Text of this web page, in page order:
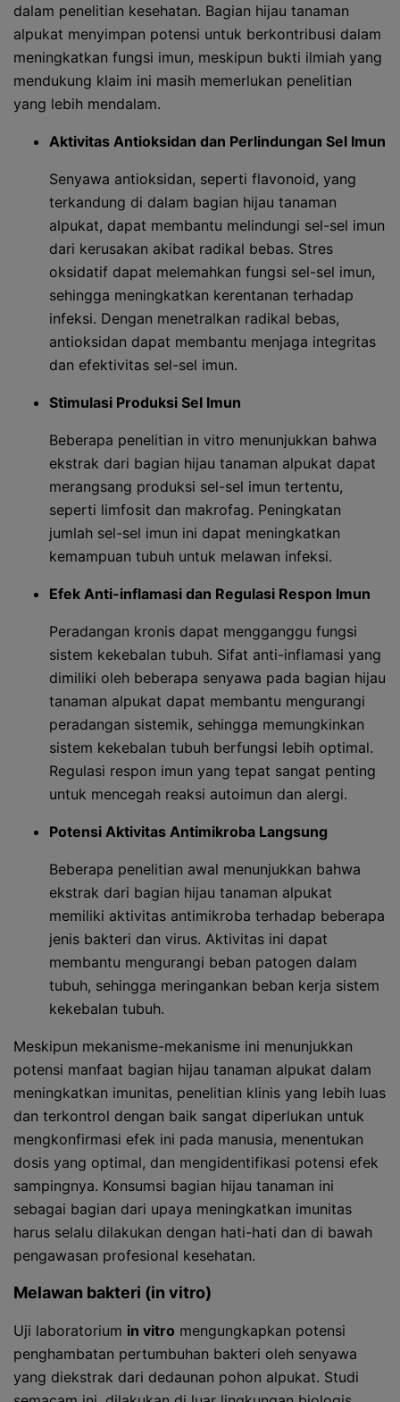
dalam penelitian kesehatan. Bagian hijau tanaman
alpukat menyimpan potensi untuk berkontribusi dalam
meningkatkan fungsi imun, meskipun bukti ilmiah yang
mendukung klaim ini masih memerlukan penelitian
yang lebih mendalam.
Aktivitas Antioksidan dan Perlindungan Sel Imun
Senyawa antioksidan, seperti flavonoid, yang
terkandung di dalam bagian hijau tanaman
alpukat, dapat membantu melindungi sel-sel imun
dari kerusakan akibat radikal bebas. Stres
oksidatif dapat melemahkan fungsi sel-sel imun,
sehingga meningkatkan kerentanan terhadap
infeksi. Dengan menetralkan radikal bebas,
antioksidan dapat membantu menjaga integritas
dan efektivitas sel-sel imun.
Stimulasi Produksi Sel Imun
Beberapa penelitian in vitro menunjukkan bahwa
ekstrak dari bagian hijau tanaman alpukat dapat
merangsang produksi sel-sel imun tertentu,
seperti limfosit dan makrofag. Peningkatan
jumlah sel-sel imun ini dapat meningkatkan
kemampuan tubuh untuk melawan infeksi.
Efek Anti-inflamasi dan Regulasi Respon Imun
Peradangan kronis dapat mengganggu fungsi
sistem kekebalan tubuh. Sifat anti-inflamasi yang
dimiliki oleh beberapa senyawa pada bagian hijau
tanaman alpukat dapat membantu mengurangi
peradangan sistemik, sehingga memungkinkan
sistem kekebalan tubuh berfungsi lebih optimal.
Regulasi respon imun yang tepat sangat penting
untuk mencegah reaksi autoimun dan alergi.
Potensi Aktivitas Antimikroba Langsung
Beberapa penelitian awal menunjukkan bahwa
ekstrak dari bagian hijau tanaman alpukat
memiliki aktivitas antimikroba terhadap beberapa
jenis bakteri dan virus. Aktivitas ini dapat
membantu mengurangi beban patogen dalam
tubuh, sehingga meringankan beban kerja sistem
kekebalan tubuh.
Meskipun mekanisme-mekanisme ini menunjukkan
potensi manfaat bagian hijau tanaman alpukat dalam
meningkatkan imunitas, penelitian klinis yang lebih luas
dan terkontrol dengan baik sangat diperlukan untuk
mengkonfirmasi efek ini pada manusia, menentukan
dosis yang optimal, dan mengidentifikasi potensi efek
sampingnya. Konsumsi bagian hijau tanaman ini
sebagai bagian dari upaya meningkatkan imunitas
harus selalu dilakukan dengan hati-hati dan di bawah
pengawasan profesional kesehatan.
Melawan bakteri (in vitro)
Uji laboratorium in vitro mengungkapkan potensi
penghambatan pertumbuhan bakteri oleh senyawa
yang diekstrak dari dedaunan pohon alpukat. Studi